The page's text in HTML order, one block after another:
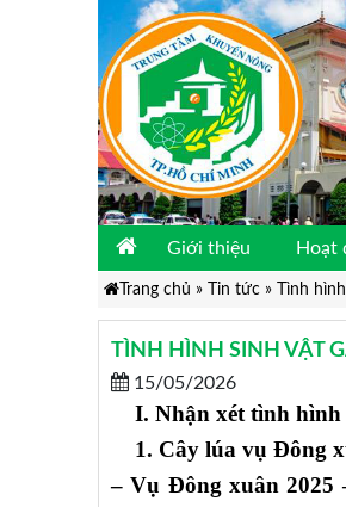
Giới thiệu Hoạt
Trang chủ » Tin tức» Tình
TÌNH HÌNH SINH VẬT
15/05/2026
I. Nhận xét tình hình
1. Cây lúa vụ Đông
– Vụ Đông xuân 2025